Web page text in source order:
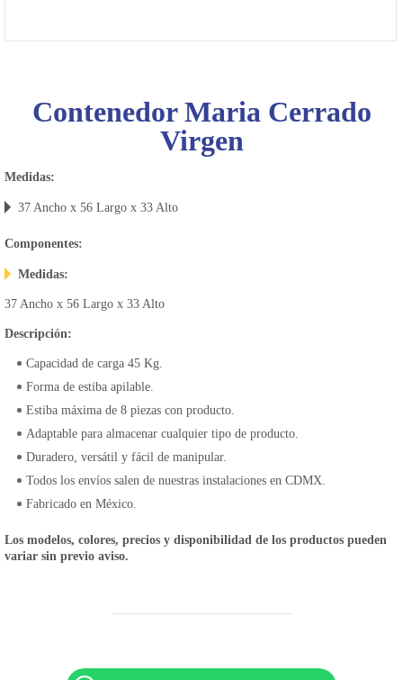
Contenedor Maria Cerrado
Virgen
Medidas:
37 Ancho x 56 Largo x 33 Alto
Componentes:
Medidas:
37 Ancho x 56 Largo x 33 Alto
Descripción:
Capacidad de carga 45 Kg.
Forma de estiba apilable.
Estiba máxima de 8 piezas con producto.
Adaptable para almacenar cualquier tipo de producto.
Duradero, versátil y fácil de manipular.
Todos los envíos salen de nuestras instalaciones en CDMX.
Fabricado en México.
Los modelos, colores, precios y disponibilidad de los productos pueden
variar sin previo aviso.